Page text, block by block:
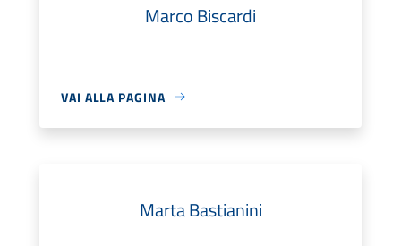
Marco Biscardi
VAI ALLA PAGINA
Marta Bastianini